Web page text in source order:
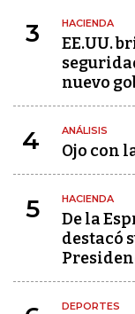
3 HACIENDA
EE.UU.
nuevo
4 ANÁLISIS
Ojo con
5 HACIENDA
De la
destacó
DEPORTES